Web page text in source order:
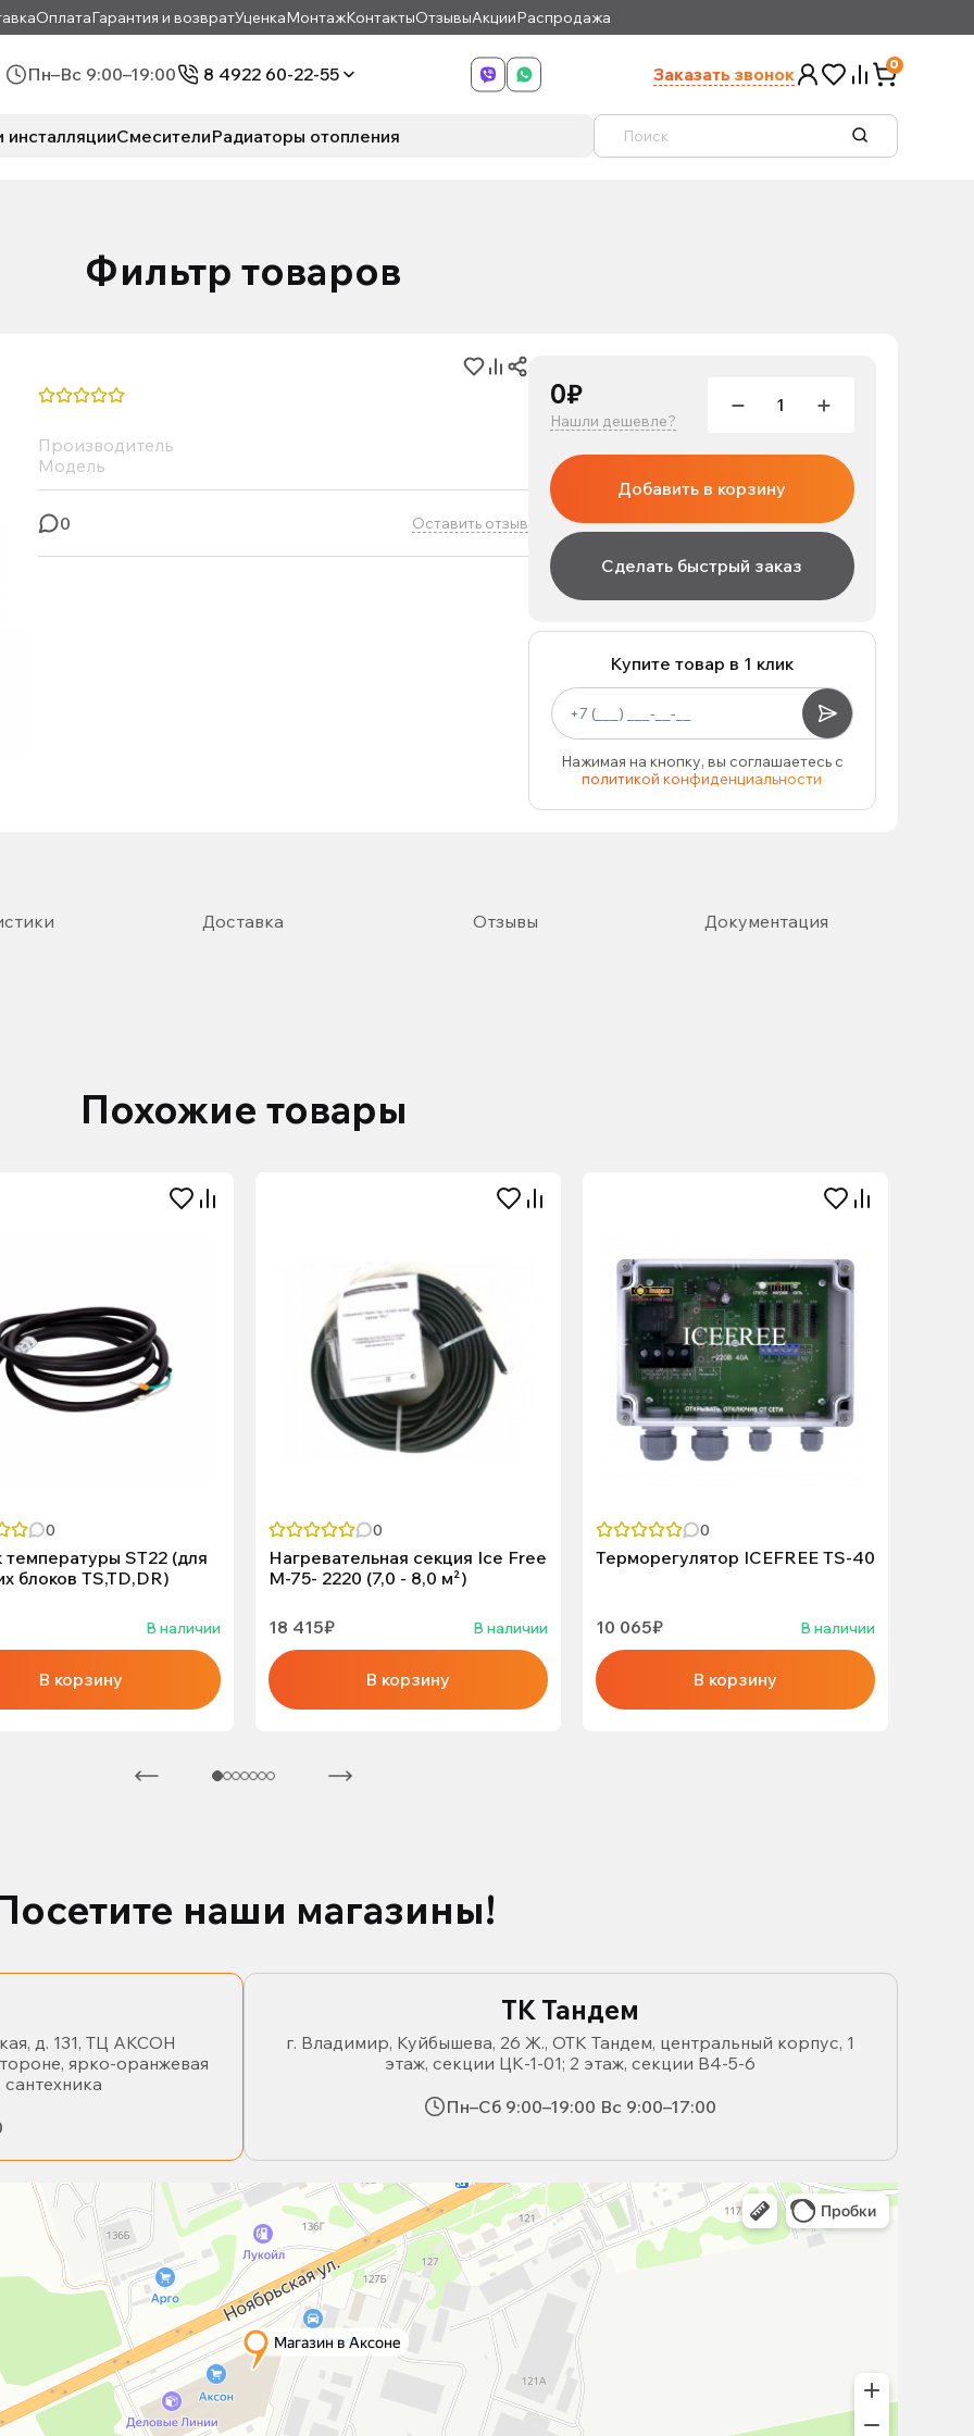
ОплатаГарантия и возвратУценкаМонтажКонтактыОтзывыАкцииРаспродажа
Пн–Вс 9:00–19:00 8 4922 60-22-55 Заказать звонок 0
инсталляцииСмесителиРадиаторы отопления
Фильтр товаров
Производитель
Модель
0 Оставить отзыв
0₽
Нашли дешевле?
Добавить в корзину
Сделать быстрый заказ
Купите товар в 1 клик
Нажимая на кнопку, вы соглашаетесь с
политикой конфиденциальности
Доставка Отзывы Документация
Похожие товары
0
температуры ST22 (для
блоков TS,TD,DR)
В наличии
В корзину
0
Нагревательная секция Ice Free
М-75- 2220 (7,0 - 8,0 м²)
18 415₽ В наличии
В корзину
0
Терморегулятор ICEFREE TS-40
10 065₽ В наличии
В корзину
наши магазины!
д. 131, ТЦ АКСОН
ярко-оранжевая
ТК Тандем
г. Владимир, Куйбышева, 26 Ж., ОТК Тандем, центральный корпус, 1
этаж, секции ЦК-1-01; 2 этаж, секции В4-5-6
Пн–Сб 9:00–19:00 Вс 9:00–17:00